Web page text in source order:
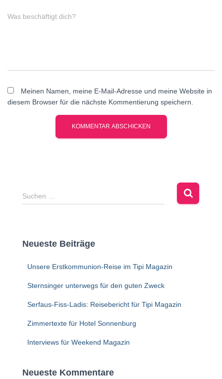
Was beschäftigt dich?
Meinen Namen, meine E-Mail-Adresse und meine Website in
diesem Browser für die nächste Kommentierung speichern.
Suchen …
Neueste Beiträge
Unsere Erstkommunion-Reise im Tipi Magazin
Sternsinger unterwegs für den guten Zweck
Serfaus-Fiss-Ladis: Reisebericht für Tipi Magazin
Zimmertexte für Hotel Sonnenburg
Interviews für Weekend Magazin
Neueste Kommentare